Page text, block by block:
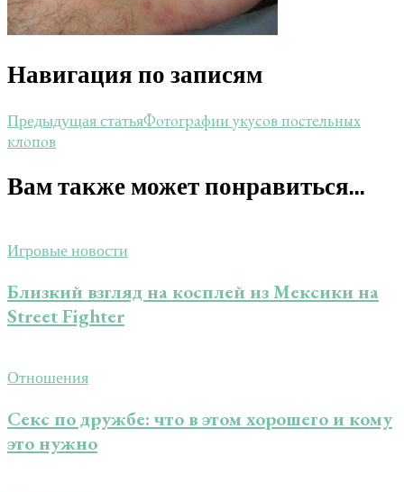
Навигация по записям
Предыдущая статьяФотографии укусов постельных
клопов
Вам также может понравиться...
Игровые новости
Близкий взгляд на косплей из Мексики на
Street Fighter
Отношения
Секс по дружбе: что в этом хорошего и кому
это нужно